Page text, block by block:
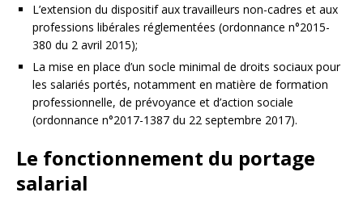
L’extension du dispositif aux travailleurs non-cadres et aux
professions libérales réglementées (ordonnance n°2015-
380 du 2 avril 2015);
La mise en place d’un socle minimal de droits sociaux pour
les salariés portés, notamment en matière de formation
professionnelle, de prévoyance et d’action sociale
(ordonnance n°2017-1387 du 22 septembre 2017).
Le fonctionnement du portage
salarial